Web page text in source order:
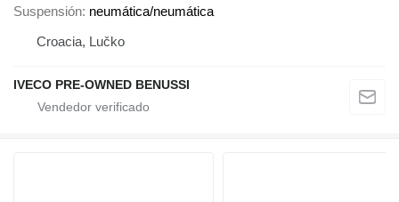
Suspensión neumática/neumática
Croacia, Lučko
IVECO PRE-OWNED BENUSSI